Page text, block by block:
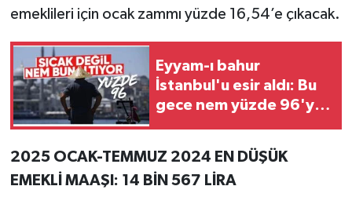
emeklileri için ocak zammı yüzde 16,54’e çıkacak.
Eyyam-ı bahur
İstanbul'u esir aldı: Bu
gece nem yüzde 96'yı
2025 OCAK-TEMMUZ 2024 EN DÜŞÜK
EMEKLİ MAAŞI: 14 BİN 567 LİRA